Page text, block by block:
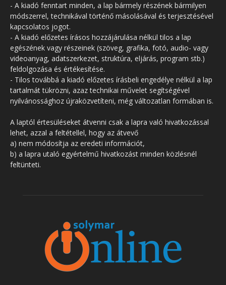
- A kiadó fenntart minden, a lap bármely részének bármilyen
módszerrel, technikával történő másolásával és terjesztésével
kapcsolatos jogot.
- A kiadó előzetes írásos hozzájárulása nélkül tilos a lap
egészének vagy részeinek (szöveg, grafika, fotó, audio- vagy
videoanyag, adatszerkezet, struktúra, eljárás, program stb.)
feldolgozása és értékesítése.
- Tilos továbbá a kiadó előzetes írásbeli engedélye nélkül a lap
tartalmát tükrözni, azaz technikai művelet segítségével
nyilvánossághoz újraközvetíteni, még változatlan formában is.
A laptól értesüléseket átvenni csak a lapra való hivatkozással
lehet, azzal a feltétellel, hogy az átvevő
a) nem módosítja az eredeti információt,
b) a lapra utaló egyértelmű hivatkozást minden közlésnél
feltünteti.